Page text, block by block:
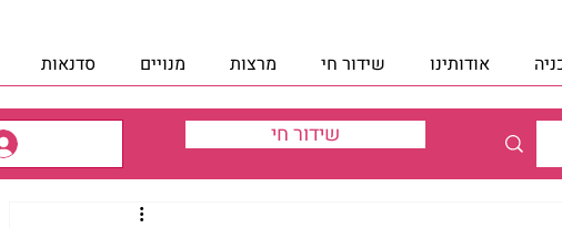
אודותינו שידור חי מרצות מנויים סדנאות
שידור חי